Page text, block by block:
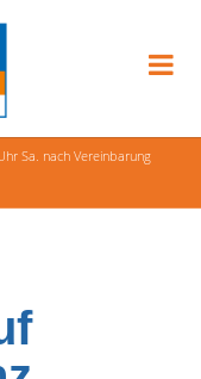
Sa. nach Vereinbarung